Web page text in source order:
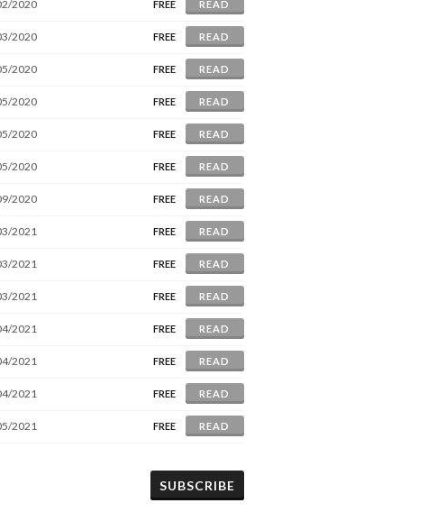
2020 FREE READ
2020 FREE READ
2020 FREE READ
2020 FREE READ
2020 FREE READ
2020 FREE READ
2020 FREE READ
2021 FREE READ
2021 FREE READ
2021 FREE READ
2021 FREE READ
2021 FREE READ
2021 FREE READ
2021 FREE READ
SUBSCRIBE